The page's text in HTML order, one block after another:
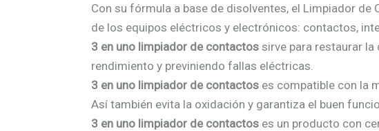
Con su fórmula a base de disolventes, el Limpiador de
de los equipos eléctricos y electrónicos: contactos,
3 en uno limpiador de contactos sirve para restaurar
rendimiento y previniendo fallas eléctricas.
3 en uno limpiador de contactos es compatible con la
Así también evita la oxidación y garantiza el buen
3 en uno limpiador de contactos es un producto con